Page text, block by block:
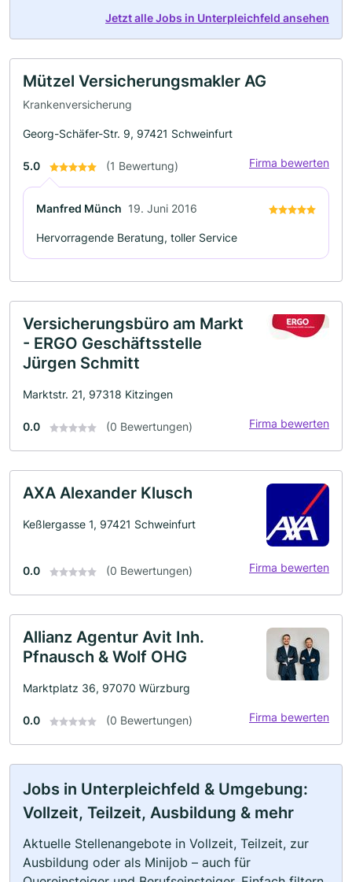
Jetzt alle Jobs in Unterpleichfeld ansehen
Mützel Versicherungsmakler AG
Krankenversicherung
Georg-Schäfer-Str. 9, 97421 Schweinfurt
5.0 (1 Bewertung) Firma bewerten
Manfred Münch 19. Juni 2016
Hervorragende Beratung, toller Service
Versicherungsbüro am Markt
- ERGO Geschäftsstelle
Jürgen Schmitt
Marktstr. 21, 97318 Kitzingen
0.0 (0 Bewertungen) Firma bewerten
AXA Alexander Klusch
Keßlergasse 1, 97421 Schweinfurt
0.0 (0 Bewertungen) Firma bewerten
Allianz Agentur Avit Inh.
Pfnausch & Wolf OHG
Marktplatz 36, 97070 Würzburg
0.0 (0 Bewertungen) Firma bewerten
Jobs in Unterpleichfeld & Umgebung:
Vollzeit, Teilzeit, Ausbildung & mehr
Aktuelle Stellenangebote in Vollzeit, Teilzeit, zur
Ausbildung oder als Minijob – auch für